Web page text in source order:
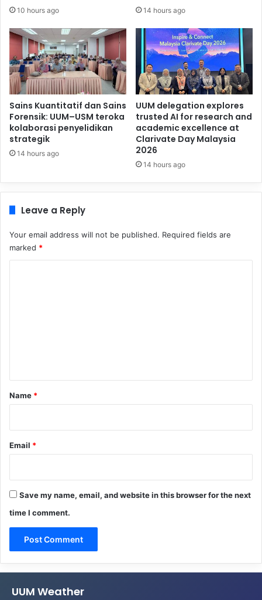
10 hours ago 14 hours ago
Sains Kuantitatif dan Sains
Forensik: UUM–USM teroka
kolaborasi penyelidikan
strategik
14 hours ago
UUM delegation explores
trusted AI for research and
academic excellence at
Clarivate Day Malaysia
2026
14 hours ago
Leave a Reply
Your email address will not be published. Required fields are
marked *
*
Name *
Email *
Save my name, email, and website in this browser for the next
time I comment.
UUM Weather